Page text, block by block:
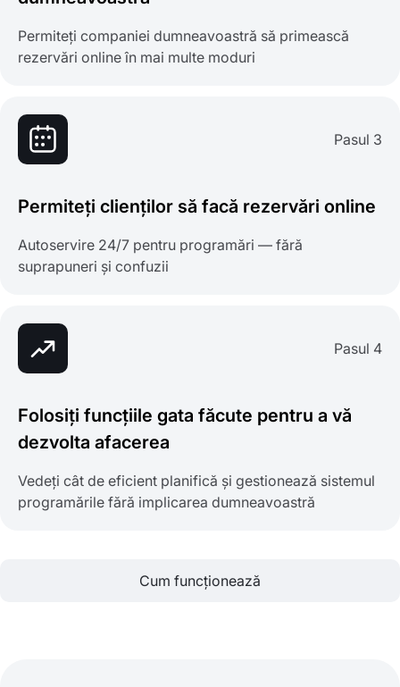
Permiteți companiei dumneavoastră să primească
rezervări online în mai multe moduri
Pasul 3
Permiteți clienților să facă rezervări online
Autoservire 24/7 pentru programări — fără
suprapuneri și confuzii
Pasul 4
Folosiți funcțiile gata făcute pentru a vă
dezvolta afacerea
Vedeți cât de eficient planifică și gestionează sistemul
programările fără implicarea dumneavoastră
Cum funcționează